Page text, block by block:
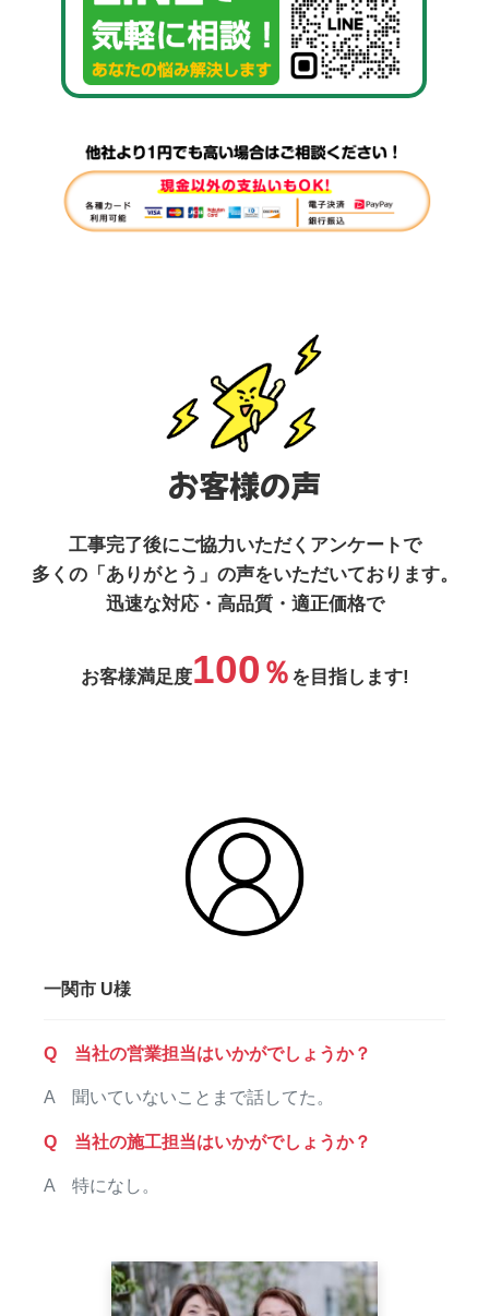
お客様の声
工事完了後にご協力いただくアンケートで
多くの「ありがとう」の声をいただいております。
迅速な対応・高品質・適正価格で
お客様満足度100 ％ を目指します!
一関市 U様
Q 当社の営業担当はいかがでしょうか？
A 聞いていないことまで話してた。
Q 当社の施工担当はいかがでしょうか？
A 特になし。